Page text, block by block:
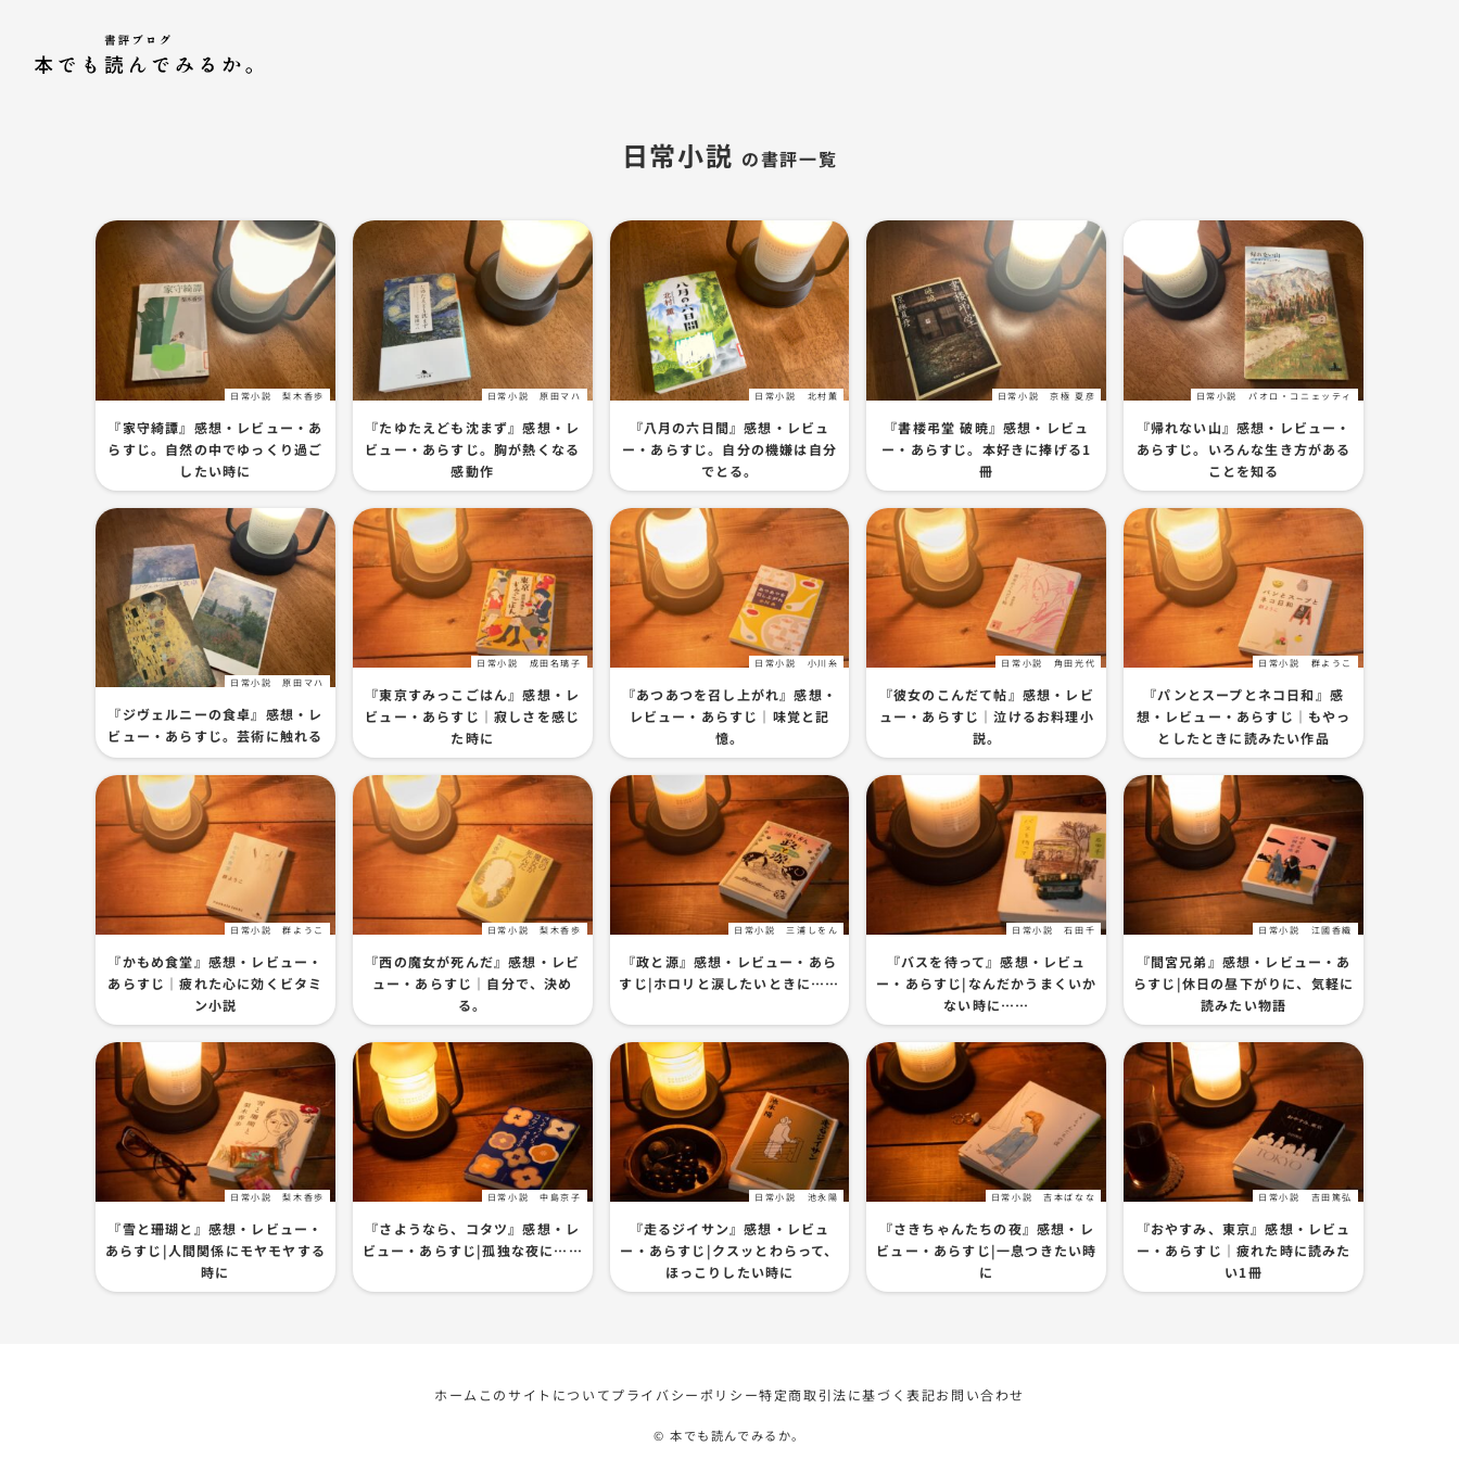
日常小説
日常小説 梨木香歩
『家守綺譚』感想・レビュー・あ
らすじ。自然の中でゆっくり過ご
したい時に
日常小説 原田マハ
『たゆたえども沈まず』感想・レ
ビュー・あらすじ。胸が熱くなる
感動作
日常小説 北村薫
『八月の六日間』感想・レビュ
ー・あらすじ。自分の機嫌は自分
でとる。
日常小説 京極 夏彦
『書楼弔堂 破暁』感想・レビュ
ー・あらすじ。本好きに捧げる1
冊
日常小説 パオロ・コニェッティ
『帰れない山』感想・レビュー・
あらすじ。いろんな生き方がある
ことを知る
日常小説 原田マハ
『ジヴェルニーの食卓』感想・レ
ビュー・あらすじ。芸術に触れる
日常小説 成田名璃子
『東京すみっこごはん』感想・レ
ビュー・あらすじ｜寂しさを感じ
た時に
日常小説 小川糸
『あつあつを召し上がれ』感想・
レビュー・あらすじ｜味覚と記
憶。
日常小説 角田光代
『彼女のこんだて帖』感想・レビ
ュー・あらすじ｜泣けるお料理小
説。
日常小説 群ようこ
『パンとスープとネコ日和』感
想・レビュー・あらすじ｜もやっ
としたときに読みたい作品
日常小説 群ようこ
『かもめ食堂』感想・レビュー・
あらすじ｜疲れた心に効くビタミ
ン小説
日常小説 梨木香歩
『西の魔女が死んだ』感想・レビ
ュー・あらすじ｜自分で、決め
る。
日常小説 三浦しをん
『政と源』感想・レビュー・あら
すじ|ホロリと涙したいときに……
日常小説 石田千
『バスを待って』感想・レビュ
ー・あらすじ|なんだかうまくいか
ない時に……
日常小説 江國香織
『間宮兄弟』感想・レビュー・あ
らすじ|休日の昼下がりに、気軽に
読みたい物語
日常小説 梨木香歩
『雪と珊瑚と』感想・レビュー・
あらすじ|人間関係にモヤモヤする
時に
日常小説 中島京子
『さようなら、コタツ』感想・レ
ビュー・あらすじ|孤独な夜に……
日常小説 池永陽
『走るジイサン』感想・レビュ
ー・あらすじ|クスッとわらって、
ほっこりしたい時に
日常小説 吉本ばなな
『さきちゃんたちの夜』感想・レ
ビュー・あらすじ|一息つきたい時
に
日常小説 吉田篤弘
『おやすみ、東京』感想・レビュ
ー・あらすじ｜疲れた時に読みた
い1冊
ホーム このサイトについてプライバシーポリシー特定商取引法に基づく表記お問い合わせ
© 本でも読んでみるか。